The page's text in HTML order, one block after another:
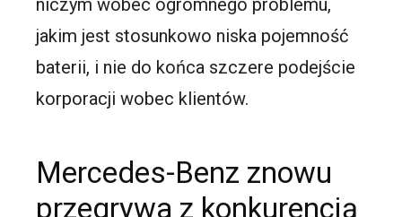
niczym wobec ogromnego problemu,
jakim jest stosunkowo niska pojemność
baterii, i nie do końca szczere podejście
korporacji wobec klientów.
Mercedes-Benz znowu
przegrywa z konkurencją